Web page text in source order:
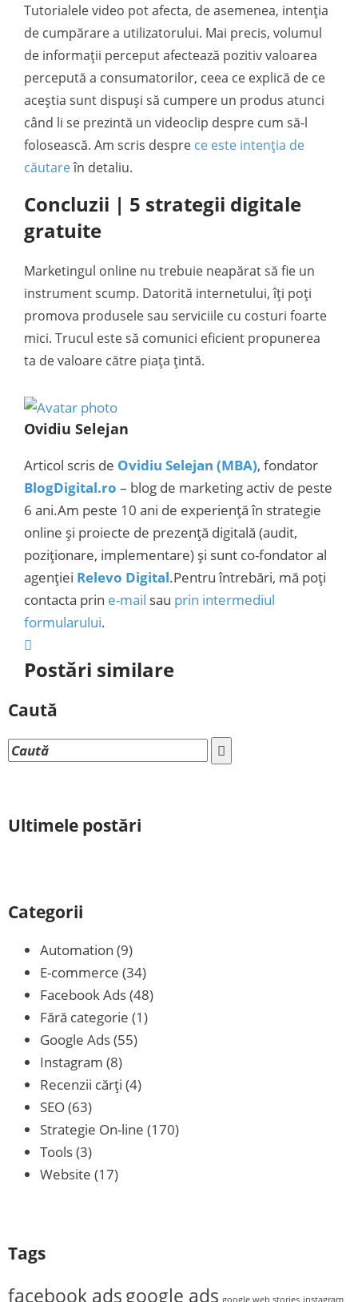
Tutorialele video pot afecta, de asemenea, intenția
de cumpărare a utilizatorului. Mai precis, volumul
de informații perceput afectează pozitiv valoarea
percepută a consumatorilor, ceea ce explică de ce
aceștia sunt dispuși să cumpere un produs atunci
când li se prezintă un videoclip despre cum să-l
folosească. Am scris despre ce este intenția de
căutareîn detaliu.
Concluzii | 5 strategii digitale
gratuite
Marketingul online nu trebuie neapărat să fie un
instrument scump. Datorită internetului, îți poți
promova produsele sau serviciile cu costuri foarte
mici. Trucul este să comunici eficient propunerea
ta de valoare către piața țintă.
Ovidiu Selejan
Articol scris de Ovidiu Selejan (MBA), fondator
BlogDigital.ro – blog de marketing activ de peste
6 ani.Am peste 10 ani de experiență în strategie
online și proiecte de prezență digitală (audit,
poziționare, implementare) și sunt co-fondator al
agenției Relevo Digital.Pentru întrebări, mă poți
contacta prin e-mail sau prin intermediul
formularului.
Postări similare
Caută
Ultimele postări
Categorii
Automation (9)
E-commerce (34)
Facebook Ads(48)
Fără categorie (1)
Google Ads(55)
Instagram (8)
Recenzii cărţi (4)
SEO(63)
Strategie On-line (170)
Tools(3)
Website (17)
Tags
facebook adsgoogle ads google web stories instagram